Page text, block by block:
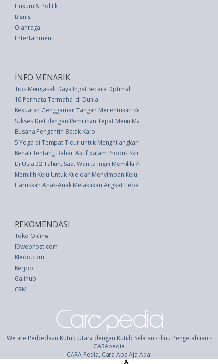
Hukum & Politik
Bisnis
Olahraga
Entertainment
INFO MENARIK
Tips Mengasah Daya Ingat Secara Optimal
10 Permata Termahal di Dunia
Kekuatan Genggaman Tangan Menentukan Kesuksesan Masa Depan
Sukses Diet dengan Pemilihan Tepat Menu Makan Siang
Busana Pengantin Batak Karo
5 Yoga di Tempat Tidur untuk Menghilangkan Sakit Leher dan Bahu
Kenali Tentang Bahan Aktif dalam Produk Skincare
Di Usia 32 Tahun, Saat Wanita Ingin Memiliki Anak
Memilih Keju Untuk Kue dan Menyimpan Keju yang Terbuka
Haruskah Anak-Anak Melakukan Angkat Beban Saat Latihan?
REKOMENDASI
Toko Online
IDwebhost.com
Kledo.com
Kerjoo
Gajihub
CRM
We are Perbedaan Kutub Utara dengan Kutub Selatan - Ilmu Pengetahuan -
CARApedia
CARA Pedia, Cara Apa Aja Ada!